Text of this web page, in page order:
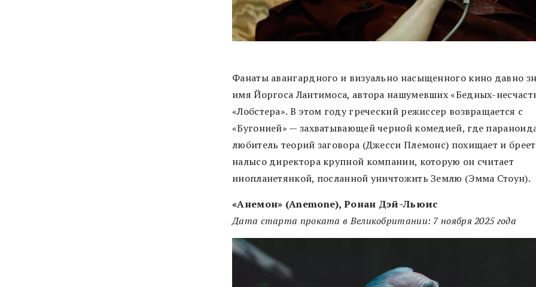
Фанаты авангардного и визуально насыщенного кино давно
имя Йоргоса Лантимоса, автора нашумевших «Бедных-
«Лобстера». В этом году греческий режиссер возвращается с
«Бугонией» — захватывающей черной комедией, где
любитель теорий заговора (Джесси Племонс) похищает и бреет
налысо директора крупной компании, которую он считает
инопланетянкой, посланной уничтожить Землю (Эмма Стоун).
«Анемон» (Anemone), Ронан Дэй-Льюис
Дата старта проката в Великобритании: 7 ноября 2025 года